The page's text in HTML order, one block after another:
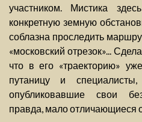
участником. Мистика
конкретную земную
соблазна проследить
«московский отрезок»...
что в его «траекторию»
путаницу и
опубликовавшие свои
правда, мало отличающиеся